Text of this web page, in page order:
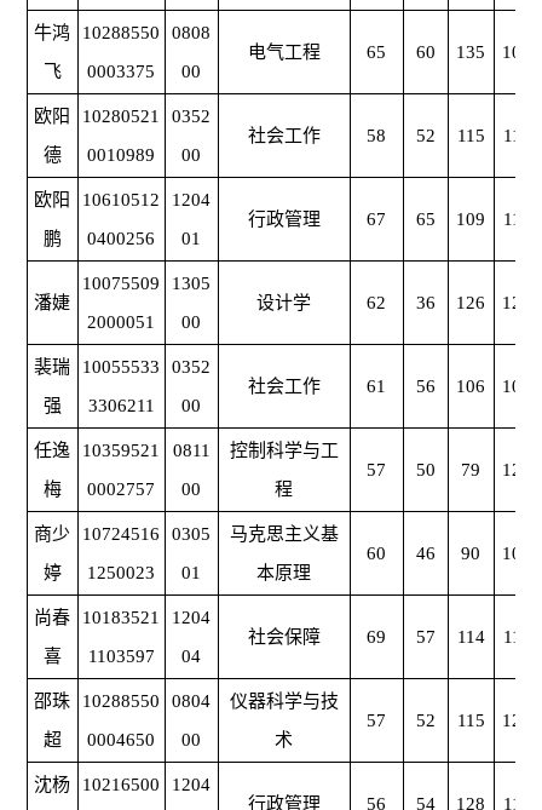
牛鸿
飞
10288550
0003375
0808
00
电气工程 65 60 135 108
欧阳
德
10280521
0010989
0352
00
社会工作 58 52 115 112
欧阳
鹏
10610512
0400256
1204
01
行政管理 67 65 109 114
潘婕
10075509
2000051
1305
00
设计学 62 36 126 126
裴瑞
强
10055533
3306211
0352
00
社会工作 61 56 106 104
任逸
梅
10359521
0002757
0811
00
控制科学与工
程
57 50 79 129
商少
婷
10724516
1250023
0305
01
马克思主义基
本原理
60 46 90 106
尚春
喜
10183521
1103597
1204
04
社会保障 69 57 114 113
邵珠
超
10288550
0004650
0804
00
仪器科学与技
术
57 52 115 125
沈杨 10216500
1204
行政管理
56 54 128 118